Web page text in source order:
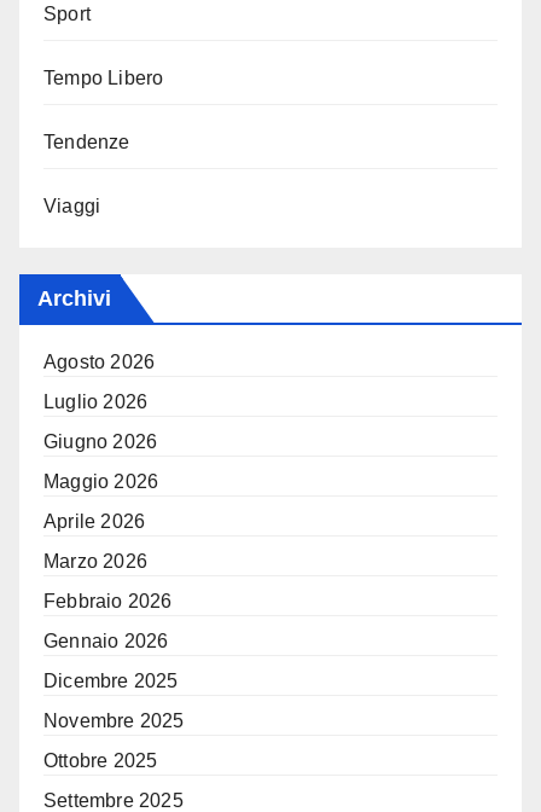
Sport
Tempo Libero
Tendenze
Viaggi
Archivi
Agosto 2026
Luglio 2026
Giugno 2026
Maggio 2026
Aprile 2026
Marzo 2026
Febbraio 2026
Gennaio 2026
Dicembre 2025
Novembre 2025
Ottobre 2025
Settembre 2025